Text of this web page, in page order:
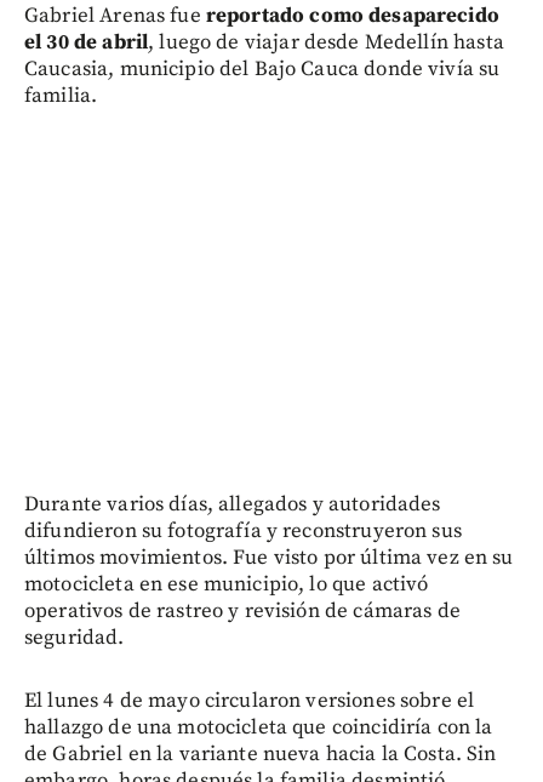
Gabriel Arenas fue reportado como desaparecido
el 30 de abril, luego de viajar desde Medellín hasta
Caucasia, municipio del Bajo Cauca donde vivía su
familia.
Durante varios días, allegados y autoridades
difundieron su fotografía y reconstruyeron sus
últimos movimientos. Fue visto por última vez en su
motocicleta en ese municipio, lo que activó
operativos de rastreo y revisión de cámaras de
seguridad.
El lunes 4 de mayo circularon versiones sobre el
hallazgo de una motocicleta que coincidiría con la
de Gabriel en la variante nueva hacia la Costa. Sin